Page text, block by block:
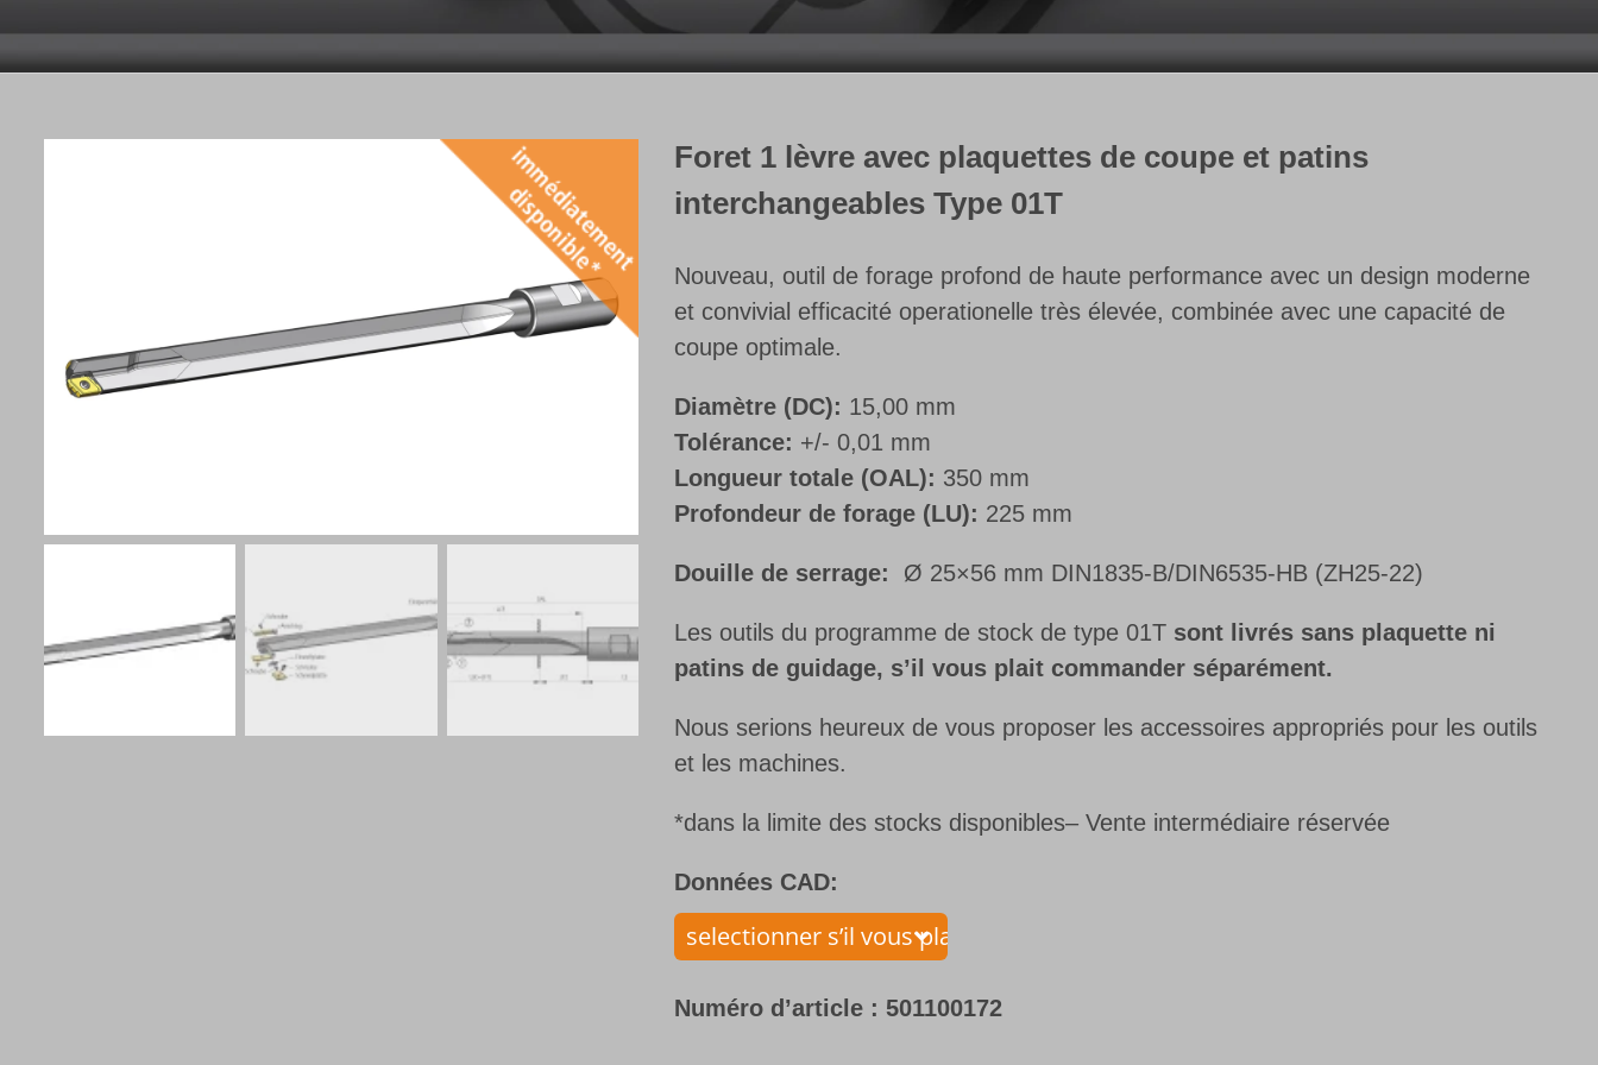
Foret 1 lèvre avec plaquettes de coupe et patins
interchangeables Type 01T
Nouveau, outil de forage profond de haute performance avec un design moderne
et convivial efficacité operationelle très élevée, combinée avec une capacité de
coupe optimale.
Diamètre (DC): 15,00 mm
Tolérance: +/- 0,01 mm
Longueur totale (OAL): 350 mm
Profondeur de forage (LU): 225 mm
Douille de serrage: Ø 25×56 mm DIN1835-B/DIN6535-HB (ZH25-22)
Les outils du programme de stock de type 01T sont livrés sans plaquette ni
patins de guidage, s’il vous plait commander séparément.
Nous serions heureux de vous proposer les accessoires appropriés pour les outils
et les machines.
*dans la limite des stocks disponibles– Vente intermédiaire réservée
Données CAD:
Numéro d’article : 501100172